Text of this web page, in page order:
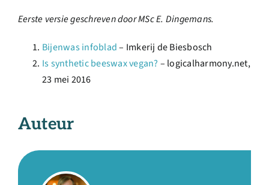
Eerste versie geschreven door MSc E. Dingemans.
Bijenwas infoblad– Imkerij de Biesbosch
Is synthetic beeswax vegan? – logicalharmony.net,
23 mei 2016
Auteur